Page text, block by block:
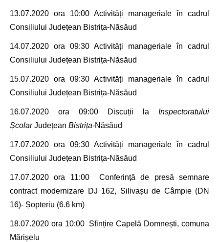
13.07.2020 ora 10:00 Activități manageriale în cadrul
Consiliului Județean Bistrița-Năsăud
14.07.2020 ora 09:30 Activități manageriale în cadrul
Consiliului Județean Bistrița-Năsăud
15.07.2020 ora 09:30 Activități manageriale în cadrul
Consiliului Județean Bistrița-Năsăud
16.07.2020 ora 09:00 Discuții la Inspectoratului
Școlar Județean Bistrița-Năsăud
17.07.2020 ora 09:30 Activități manageriale în cadrul
Consiliului Județean Bistrița-Năsăud
17.07.2020ora 11:00 Conferință de presă semnare
contract modernizare DJ 162, Silivașu de Câmpie(DN
16)- Șopteriu (6.6 km)
18.07.2020 ora 10:00 Sfințire Capelă Domnești, comuna
Mărișelu